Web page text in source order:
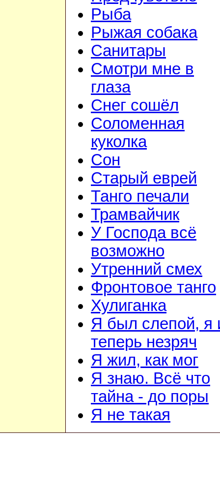
Рыба
Рыжая собака
Санитары
Смотри мне в
глаза
Снег сошёл
Соломенная
куколка
Сон
Старый еврей
Танго печали
Трамвайчик
У Господа всё
возможно
Утренний смех
Фронтовое танго
Хулиганка
Я был слепой, я
теперь незряч
Я жил, как мог
Я знаю. Всё что
тайна - до поры
Я не такая